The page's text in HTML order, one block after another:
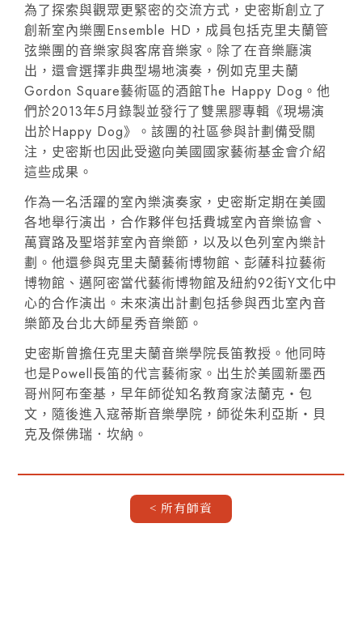
為了探索與觀眾更緊密的交流方式，史密斯創立了
創新室內樂團Ensemble HD，成員包括克里夫蘭管
弦樂團的音樂家與客席音樂家。除了在音樂廳演
出，還會選擇非典型場地演奏，例如克里夫蘭
Gordon Square藝術區的酒館The Happy Dog。他
們於2013年5月錄製並發行了雙黑膠專輯《現場演
出於Happy Dog》。該團的社區參與計劃備受關
注，史密斯也因此受邀向美國國家藝術基金會介紹
這些成果。
作為一名活躍的室內樂演奏家，史密斯定期在美國
各地舉行演出，合作夥伴包括費城室內音樂協會、
萬寶路及聖塔菲室內音樂節，以及以色列室內樂計
劃。他還參與克里夫蘭藝術博物館、彭薩科拉藝術
博物館、邁阿密當代藝術博物館及紐約92街Y文化中
心的合作演出。未來演出計劃包括參與西北室內音
樂節及台北大師星秀音樂節。
史密斯曾擔任克里夫蘭音樂學院長笛教授。他同時
也是Powell長笛的代言藝術家。出生於美國新墨西
哥州阿布奎基，早年師從知名教育家法蘭克‧包
文，隨後進入寇蒂斯音樂學院，師從朱利亞斯‧貝
克及傑佛瑞．坎納。
< 所有師資